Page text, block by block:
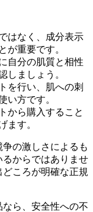
はなく、成分表示
が重要です。
自分の肌質と相性
しましょう。
を行い、肌への刺
い方です。
から購入すること
ます。
の激しさによるも
からではありませ
ころが明確な正規
ら、安全性への不